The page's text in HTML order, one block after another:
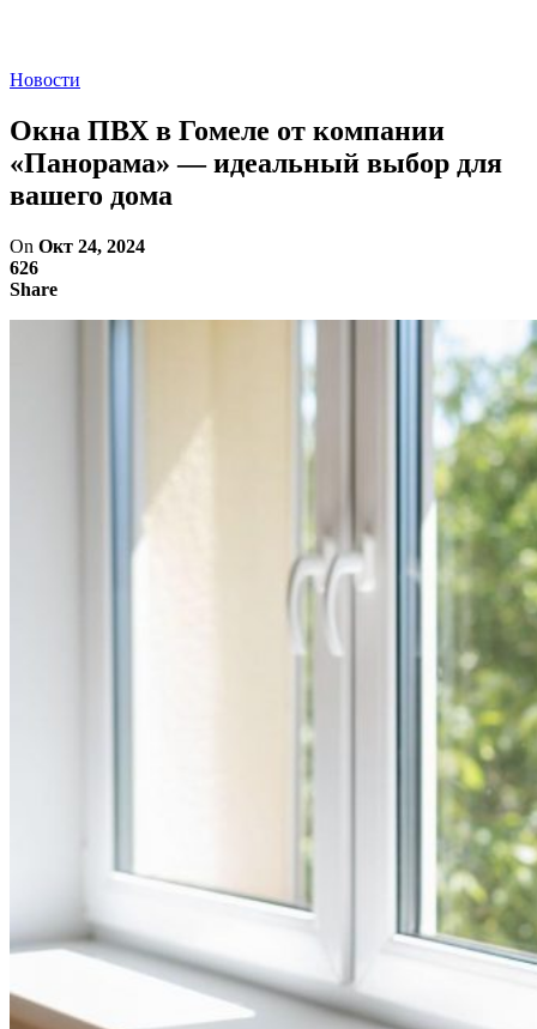
Новости
Окна ПВХ в Гомеле от компании
«Панорама» — идеальный выбор для
вашего дома
On Окт 24, 2024
626
Share